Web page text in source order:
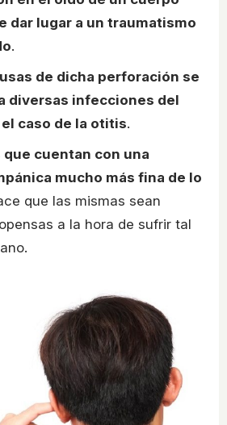
dar lugar a un traumatismo
.
de dicha perforación se
diversas infecciones del
caso de la otitis.
que cuentan con una
mucho más fina de lo
que las mismas sean
a la hora de sufrir tal